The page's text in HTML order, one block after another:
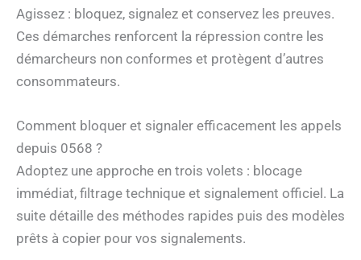
Agissez : bloquez, signalez et conservez les preuves.
Ces démarches renforcent la répression contre les
démarcheurs non conformes et protègent d’autres
consommateurs.
Comment bloquer et signaler efficacement les appels
depuis 0568 ?
Adoptez une approche en trois volets : blocage
immédiat, filtrage technique et signalement officiel. La
suite détaille des méthodes rapides puis des modèles
prêts à copier pour vos signalements.